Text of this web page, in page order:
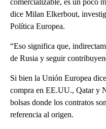
dice Milan Elkerbout,
Política Europea.
“Eso significa que,
de Rusia y seguir
Si bien la Unión Europea
compra en EE.UU., Qatar y
bolsas donde los contratos
referencia al origen.